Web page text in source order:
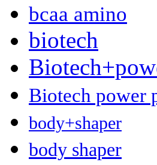
bcaa amino
biotech
Biotech power
body+shaper
body shaper